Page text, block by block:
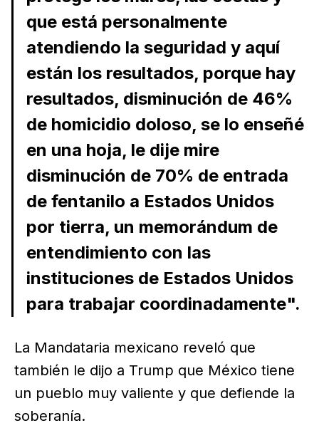
que está personalmente
atendiendo la seguridad y aquí
están los resultados, porque hay
resultados, disminución de 46%
de homicidio doloso, se lo enseñé
en una hoja, le dije mire
disminución de 70% de entrada
de fentanilo a Estados Unidos
por tierra, un memorándum de
entendimiento con las
instituciones de Estados Unidos
para trabajar coordinadamente".
La Mandataria mexicano reveló que
también le dijo a Trump que México tiene
un pueblo muy valiente y que defiende la
soberanía.